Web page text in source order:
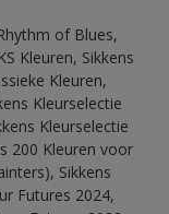
of Blues,
Kleuren, Sikkens
Kleuren,
Kleurselectie
Kleurselectie
200 Kleuren voor
Sikkens
Futures 2024,